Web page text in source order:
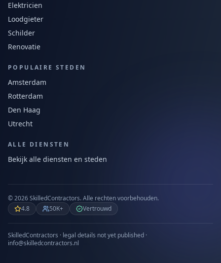
Elektricien
Loodgieter
Schilder
Renovatie
POPULAIRE STEDEN
Amsterdam
Rotterdam
Den Haag
Utrecht
ALLE DIENSTEN
Bekijk alle diensten en steden
©2026SkilledContractors.Alle rechten voorbehouden.
4.8
50K+ Vertrouwd
SkilledContractors · legal details not yet published ·
info@skilledcontractors.nl